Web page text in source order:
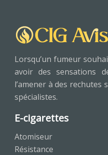
Lorsqu’un fumeur
avoir des sensations
l’amener à des rechutes
spécialistes.
E-cigarettes
Atomiseur
Résistance